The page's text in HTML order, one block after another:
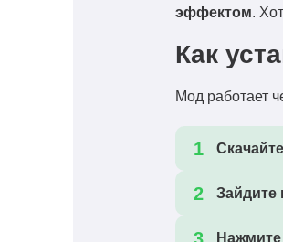
эффектом.
Как
Мод работает
Скачайте
Зайдите
Нажмите